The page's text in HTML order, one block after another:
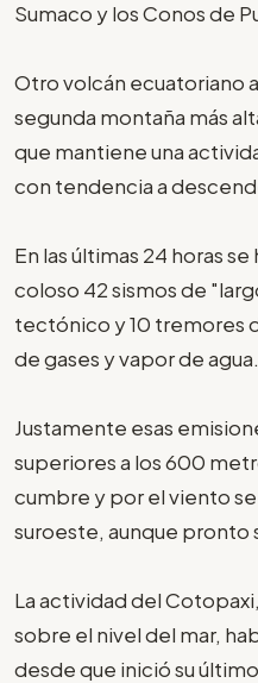
Sumaco y los Conos de
Otro volcán ecuatoriano
segunda montaña más
que mantiene una
con tendencia a
En las últimas 24 horas
coloso 42 sismos de
tectónico y 10 tremores
de gases y vapor de agua.
Justamente esas
superiores a los 600
cumbre y por el viento
suroeste, aunque pronto
La actividad del
sobre el nivel del mar,
desde que inició su